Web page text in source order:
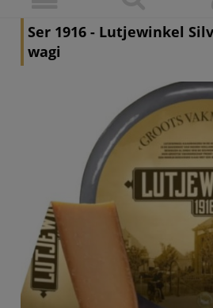
Ser 1916 - Lutjewinkel
wagi